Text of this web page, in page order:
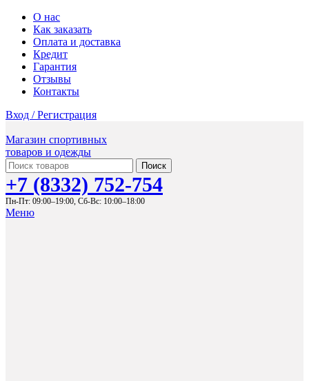
О нас
Как заказать
Оплата и доставка
Кредит
Гарантия
Отзывы
Контакты
Вход / Регистрация
Магазин спортивных
товаров и одежды
Поиск
+7 (8332) 752-754
Пн-Пт: 09:00–19:00, Сб-Вс: 10:00–18:00
Меню